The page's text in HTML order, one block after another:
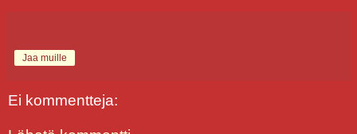
Jaa muille
Ei kommentteja: